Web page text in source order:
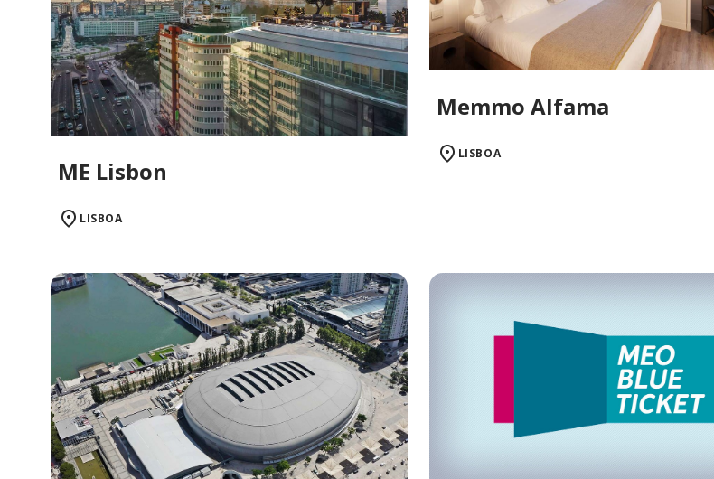
ME Lisbon
LISBOA
Memmo Alfama
LISBOA